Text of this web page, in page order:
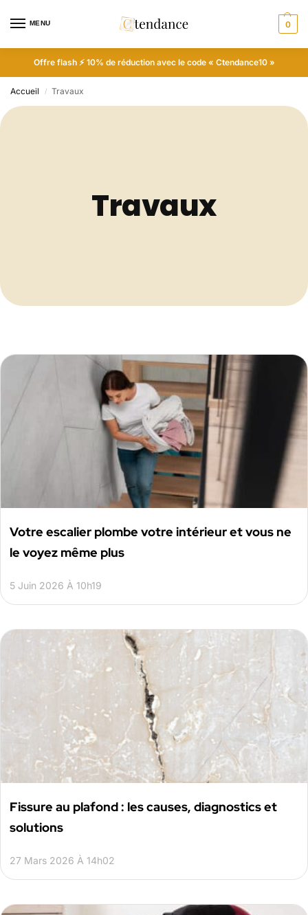
MENU 0
Offre flash ⚡ 10% de réduction avec le code « Ctendance10 »
Accueil / Travaux
Travaux
Votre escalier plombe votre intérieur et vous ne
le voyez même plus
5 Juin 2026 À 10h19
Fissure au plafond : les causes, diagnostics et
solutions
27 Mars 2026 À 14h02